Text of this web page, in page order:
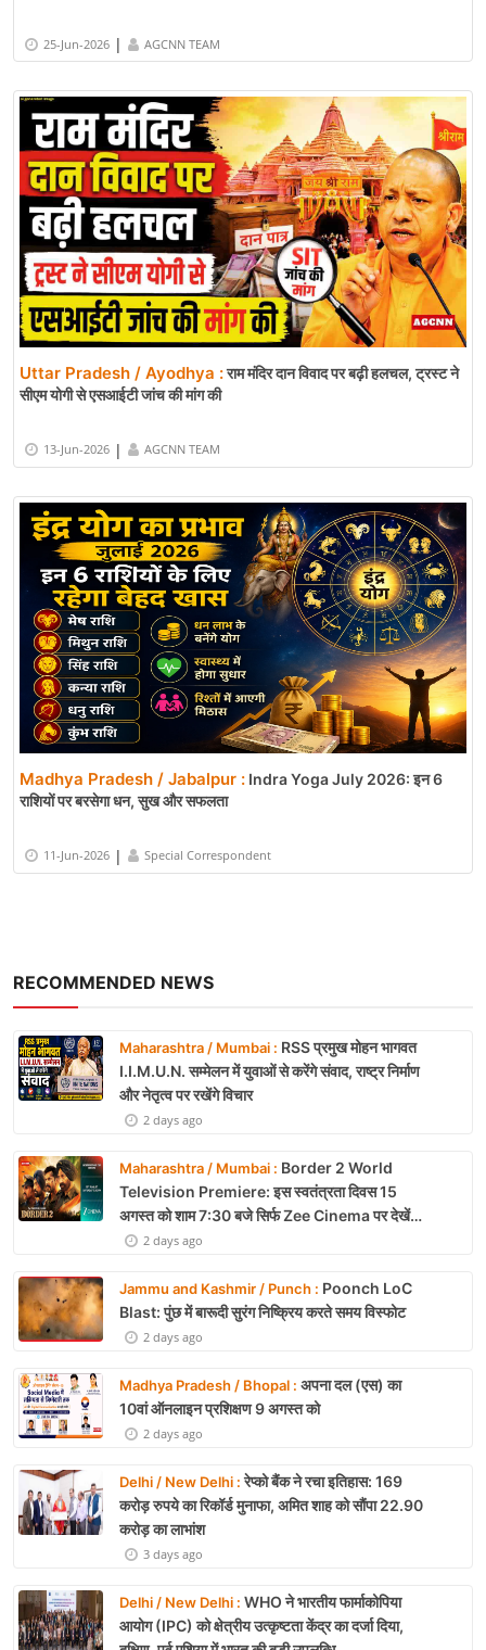
RECOMMENDED NEWS
Maharashtra / Mumbai : RSS प्रमुख मोहन भागवत
I.I.M.U.N. सम्मेलन में युवाओं से करेंगे संवाद, राष्ट्र निर्माण
और नेतृत्व पर रखेंगे विचार
2 days ago
Maharashtra / Mumbai : Border 2 World
Television Premiere: इस स्वतंत्रता दिवस 15
अगस्त को शाम 7:30 बजे सिर्फ Zee Cinema पर देखें
बॉर्डर 22 days ago
Jammu and Kashmir / Punch : Poonch LoC
Blast: पुंछ में बारूदी सुरंग निष्क्रिय करते समय विस्फोट
2 days ago
Madhya Pradesh / Bhopal : अपना दल (एस) का
10वां ऑनलाइन प्रशिक्षण 9 अगस्त को
2 days ago
Delhi / New Delhi :रेप्को बैंक ने रचा इतिहास: 169
करोड़ रुपये का रिकॉर्ड मुनाफा, अमित शाह को सौंपा 22.90
करोड़ का लाभांश
3 days ago
Delhi / New Delhi : WHO ने भारतीय फार्माकोपिया
आयोग (IPC) को क्षेत्रीय उत्कृष्टता केंद्र का दर्जा दिया,
25-Jun-2026 | AGCNN TEAM
Uttar Pradesh / Ayodhya :राम मंदिर दान विवाद पर बढ़ी हलचल, ट्रस्ट ने
सीएम योगी से एसआईटी जांच की मांग की
13-Jun-2026 | AGCNN TEAM
Madhya Pradesh / Jabalpur : Indra Yoga July 2026: इन 6
राशियों पर बरसेगा धन, सुख और सफलता
11-Jun-2026 | Special Correspondent